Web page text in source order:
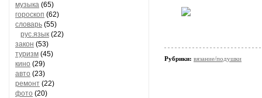
музыка (65)
гороскоп (62)
словарь (55)
рус.язык (22)
закон (53)
туризм (45)
кино (29)
авто (23)
ремонт (22)
фото (20)
Рубрики: вязание/подушки